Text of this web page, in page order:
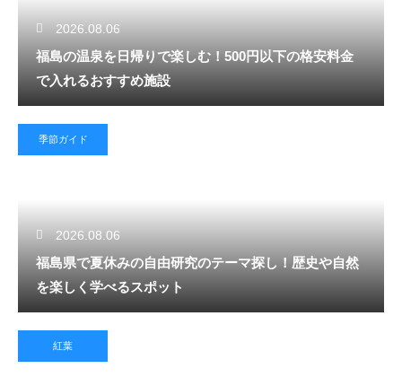
2026.08.06
福島の温泉を日帰りで楽しむ！500円以下の格安料金
で入れるおすすめ施設
季節ガイド
2026.08.06
福島県で夏休みの自由研究のテーマ探し！歴史や自然
を楽しく学べるスポット
紅葉